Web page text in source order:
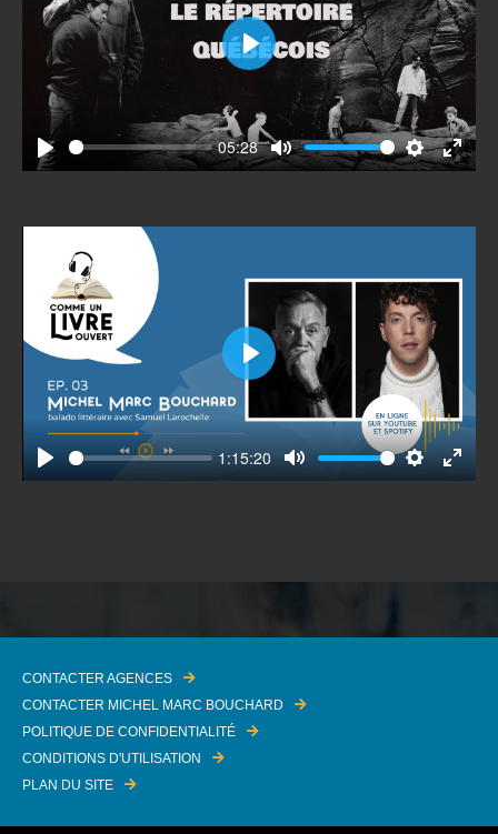
Play
05:28
Mute SettingsEnter
Play
Play
1:15:20
Mute SettingsEnter
Play
CONTACTER AGENCES
CONTACTER MICHEL MARC BOUCHARD
POLITIQUE DE CONFIDENTIALITÉ
CONDITIONS D'UTILISATION
PLAN DU SITE